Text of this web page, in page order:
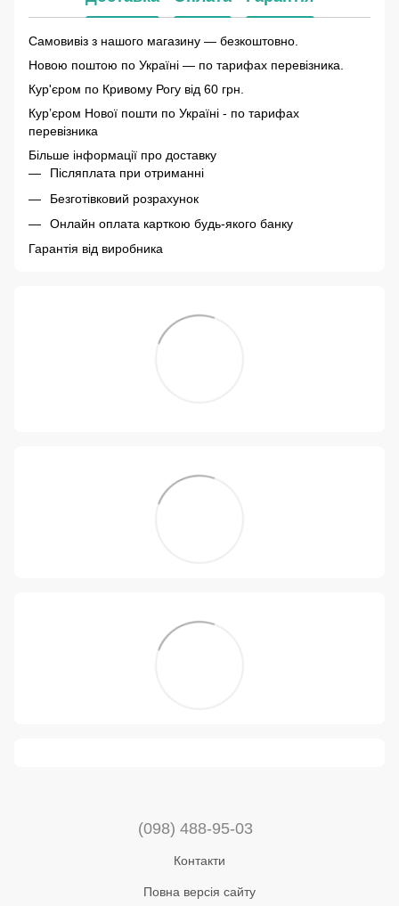
Самовивіз з нашого магазину — безкоштовно.
Новою поштою по Україні — по тарифах перевізника.
Кур'єром по Кривому Рогу від 60 грн.
Курʼєром Нової пошти по Україні - по тарифах
перевізника
Більше інформації про доставку
Післяплата при отриманні
Безготівковий розрахунок
Онлайн оплата карткою будь-якого банку
Гарантія від виробника
(098) 488-95-03
Контакти
Повна версія сайту